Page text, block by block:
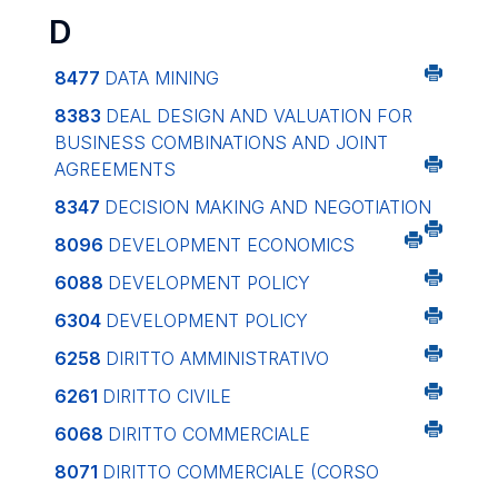
D
8477 DATA MINING
8383 DEAL DESIGN AND VALUATION FOR
BUSINESS COMBINATIONS AND JOINT
AGREEMENTS
8347 DECISION MAKING AND NEGOTIATION
8096 DEVELOPMENT ECONOMICS
6088 DEVELOPMENT POLICY
6304 DEVELOPMENT POLICY
6258 DIRITTO AMMINISTRATIVO
6261 DIRITTO CIVILE
6068 DIRITTO COMMERCIALE
8071 DIRITTO COMMERCIALE (CORSO